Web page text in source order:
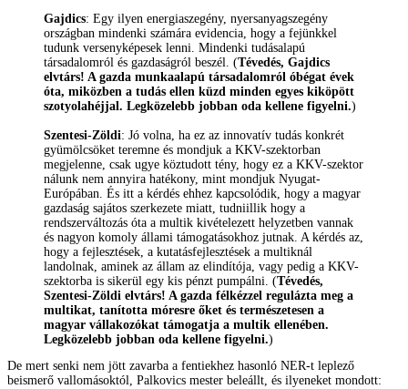
Gajdics: Egy ilyen energiaszegény, nyersanyagszegény
országban mindenki számára evidencia, hogy a fejünkkel
tudunk versenyképesek lenni. Mindenki tudásalapú
társadalomról és gazdaságról beszél. (Tévedés, Gajdics
elvtárs! A gazda munkaalapú társadalomról óbégat évek
óta, miközben a tudás ellen küzd minden egyes kiköpött
szotyolahéjjal. Legközelebb jobban oda kellene figyelni.)
Szentesi-Zöldi: Jó volna, ha ez az innovatív tudás konkrét
gyümölcsöket teremne és mondjuk a KKV-szektorban
megjelenne, csak ugye köztudott tény, hogy ez a KKV-szektor
nálunk nem annyira hatékony, mint mondjuk Nyugat-
Európában. És itt a kérdés ehhez kapcsolódik, hogy a magyar
gazdaság sajátos szerkezete miatt, tudniillik hogy a
rendszerváltozás óta a multik kivételezett helyzetben vannak
és nagyon komoly állami támogatásokhoz jutnak. A kérdés az,
hogy a fejlesztések, a kutatásfejlesztések a multiknál
landolnak, aminek az állam az elindítója, vagy pedig a KKV-
szektorba is sikerül egy kis pénzt pumpálni. (Tévedés,
Szentesi-Zöldi elvtárs! A gazda félkézzel regulázta meg a
multikat, tanította móresre őket és természetesen a
magyar vállakozókat támogatja a multik ellenében.
Legközelebb jobban oda kellene figyelni.)
De mert senki nem jött zavarba a fentiekhez hasonló NER-t leplező
beismerő vallomásoktól, Palkovics mester beleállt, és ilyeneket mondott: